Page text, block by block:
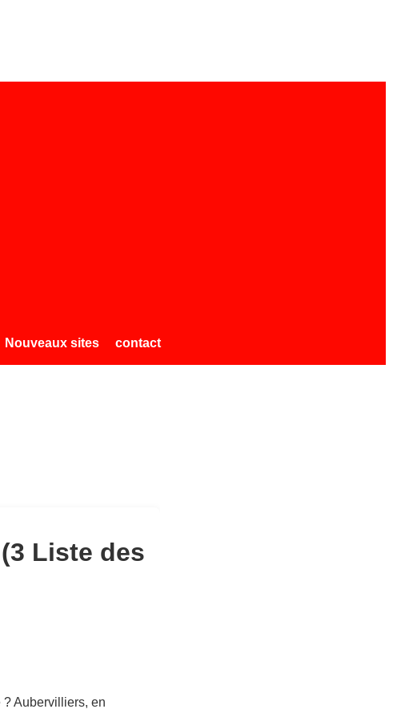
Nouveaux sites contact
Liste des
Aubervilliers, en